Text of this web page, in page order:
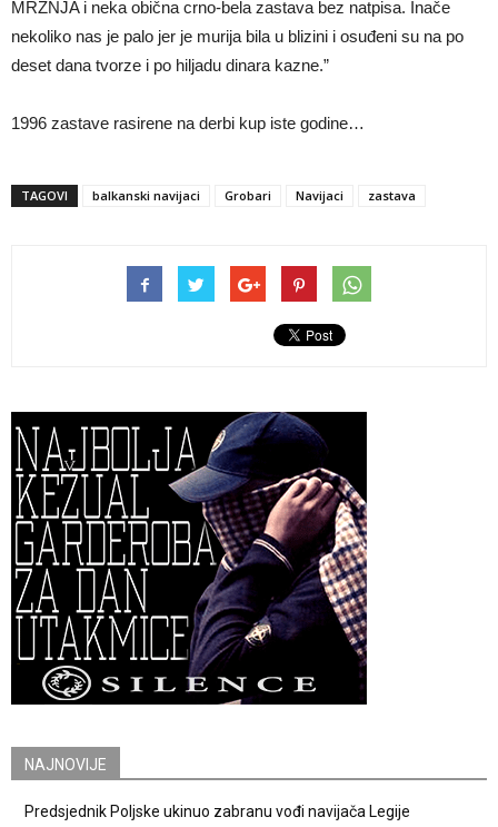
MRŽNJA i neka obična crno-bela zastava bez natpisa. Inače
nekoliko nas je palo jer je murija bila u blizini i osuđeni su na po
deset dana tvorze i po hiljadu dinara kazne.”
1996 zastave rasirene na derbi kup iste godine…
TAGOVI balkanski navijaci Grobari Navijaci zastava
NAJNOVIJE
Predsjednik Poljske ukinuo zabranu vođi navijača Legije